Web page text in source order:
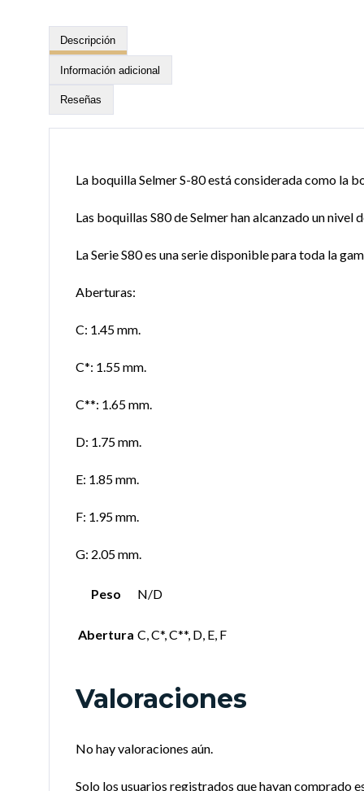
Descripción
Información adicional
Reseñas
La boquilla Selmer S-80 está considerada como la
Las boquillas S80 de Selmer han alcanzado un
La Serie S80 es una serie disponible para toda la
Aberturas:
C: 1.45 mm.
C*: 1.55 mm.
C**: 1.65 mm.
D: 1.75 mm.
E: 1.85 mm.
F: 1.95 mm.
G: 2.05 mm.
Peso N/D
Abertura C, C*, C**, D, E, F
Valoraciones
No hay valoraciones aún.
Solo los usuarios registrados que hayan comprado